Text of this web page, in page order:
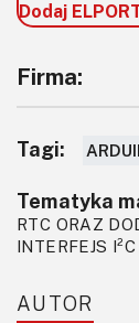
Dodaj
Firma:
Tagi:
Tematyka
RTC ORAZ
INTERFEJS I²C
AUTOR